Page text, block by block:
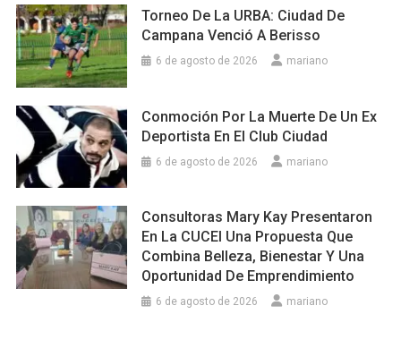
Torneo De La URBA: Ciudad De
Campana Venció A Berisso
6 de agosto de 2026 mariano
Conmoción Por La Muerte De Un Ex
Deportista En El Club Ciudad
6 de agosto de 2026 mariano
Consultoras Mary Kay Presentaron
En La CUCEI Una Propuesta Que
Combina Belleza, Bienestar Y Una
Oportunidad De Emprendimiento
6 de agosto de 2026 mariano